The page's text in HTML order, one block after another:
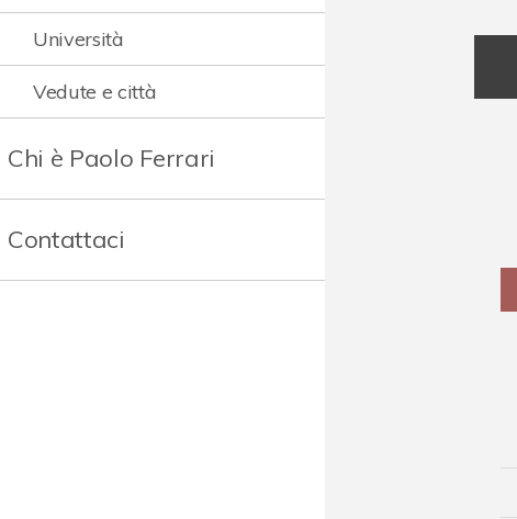
Università
Vedute e città
Chi è Paolo Ferrari
Contattaci